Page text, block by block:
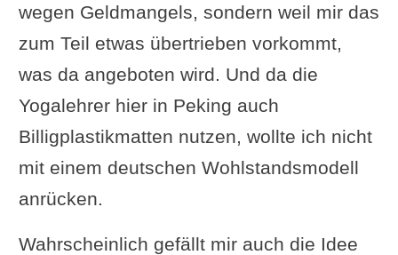
wegen Geldmangels, sondern weil mir das
zum Teil etwas übertrieben vorkommt,
was da angeboten wird. Und da die
Yogalehrer hier in Peking auch
Billigplastikmatten nutzen, wollte ich nicht
mit einem deutschen Wohlstandsmodell
anrücken.
Wahrscheinlich gefällt mir auch die Idee